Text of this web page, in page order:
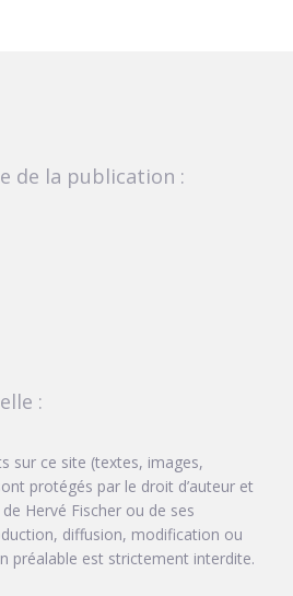
de la publication :
:
sur ce site (textes, images,
protégés par le droit d’auteur et
Hervé Fischer ou de ses
diffusion, modification ou
préalable est strictement interdite.